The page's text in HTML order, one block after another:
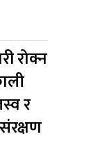
रोक्न
र